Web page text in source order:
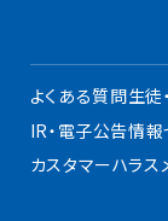
よくある質問生徒
IR・電子公告情報
カスタマーハラ